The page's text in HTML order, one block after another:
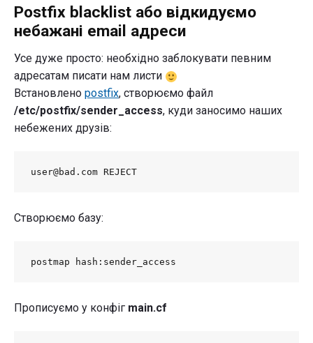
Postfix blacklist або відкидуємо
небажані email адреси
Усе дуже просто: необхідно заблокувати певним
адресатам писати нам листи
Встановлено postfix, створюємо файл
/etc/postfix/sender_access, куди заносимо наших
небежених друзів:
user@bad.com REJECT
Створюємо базу:
postmap hash:sender_access
Прописуємо у конфіг main.cf